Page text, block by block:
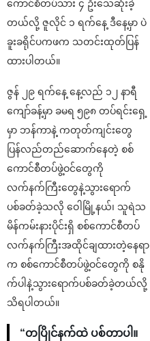
ကောင်စီတပ်သား ၄ ဦးသေဆုံးခဲ့
တယ်လို့ ဇူလိုင် ၁ ရက်နေ့ ဒီနေ့မှာ ပဲ
ခူးခရိုင်ပကဖက သတင်းထုတ်ပြန်
ထားပါတယ်။
ဇွန် ၂၉ ရက်နေ့ နေ့လည် ၁၂ နာရီ
ကျော်ခန့်မှာ ခမရ ၅၉၈ တပ်ရင်းရှေ့
မှာ ဘန်ကာနဲ့ ကတုတ်ကျင်းတွေ
ပြန်လည်တည်ဆောက်နေတဲ့ စစ်
ကောင်စီတပ်ဖွဲ့ဝင်တွေကို
လက်နက်ကြီးတွေနဲ့သွားရောက်
ပစ်ခတ်ခဲ့သလို ဝေါမြို့နယ်၊ သူရဲသ
မိန်ကမ်းနားပိုင်းရှိ စစ်ကောင်စီတပ်
လက်နက်ကြီးအထိုင်ချထားတဲ့နေရာ
က စစ်ကောင်စီတပ်ဖွဲ့ဝင်တွေကို စနို
က်ပါနဲ့သွားရောက်ပစ်ခတ်ခဲ့တယ်လို့
သိရပါတယ်။
“တပြိုင်နက်ထဲ ပစ်တာပါ။